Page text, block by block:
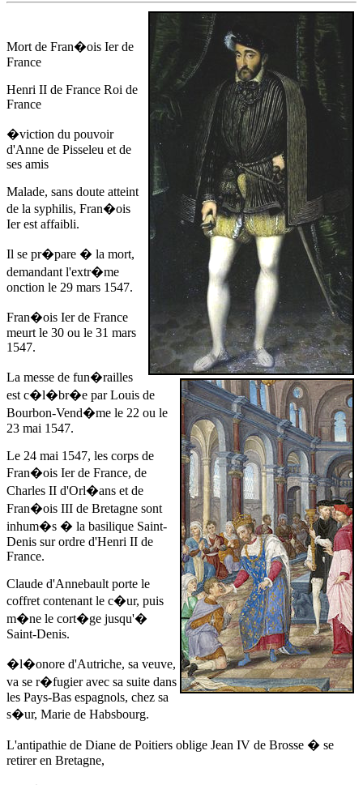
Mort de Fran�ois Ier de
France
Henri II de France Roi de
France
�viction du pouvoir
d'Anne de Pisseleu et de
ses amis
Malade, sans doute atteint
de la syphilis, Fran�ois
Ier est affaibli.
Il se pr�pare � la mort,
demandant l'extr�me
onction le 29 mars 1547.
Fran�ois Ier de France
meurt le 30 ou le 31 mars
1547.
La messe de fun�railles
est c�l�br�e par Louis de
Bourbon-Vend�me le 22 ou le
23 mai 1547.
Le 24 mai 1547, les corps de
Fran�ois Ier de France, de
Charles II d'Orl�ans et de
Fran�ois III de Bretagne sont
inhum�s � la basilique Saint-
Denis sur ordre d'Henri II de
France.
Claude d'Annebault porte le
coffret contenant le c�ur, puis
m�ne le cort�ge jusqu'�
Saint-Denis.
�l�onore d'Autriche, sa veuve,
va se r�fugier avec sa suite dans
les Pays-Bas espagnols, chez sa
s�ur, Marie de Habsbourg.
L'antipathie de Diane de Poitiers oblige Jean IV de Brosse � se
retirer en Bretagne,